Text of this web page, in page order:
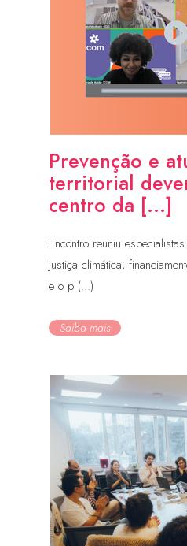
Prevenção e
territorial
centro da [...]
Encontro reuniu
justiça climática,
e o p (...)
Saiba mais